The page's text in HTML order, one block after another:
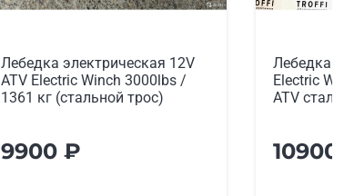
Лебедка электрическая
Electric Winch 4000 lbs/1814 кг
ATV сталь
10900₽
Лебедка
Electric
ATV
10900